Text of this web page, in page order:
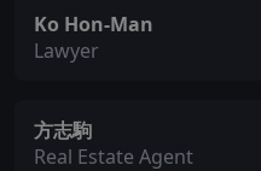
Ko Hon-Man
Lawyer
方志駒
Real Estate Agent